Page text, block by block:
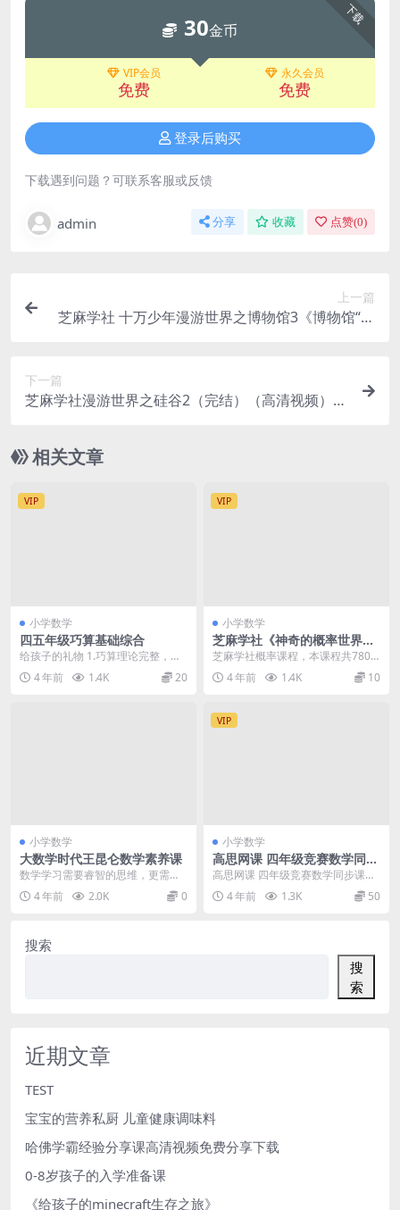
下载
30金币
VIP会员
免费
永久会员
免费
登录后购买
下载遇到问题？可联系客服或反馈
admin 分享 收藏 点赞(0)
上一篇
芝麻学社 十万少年漫游世界之博物馆3《博物馆“探
下一篇
芝麻学社漫游世界之硅谷2（完结）（高清视频）百
相关文章
VIP
小学数学
四五年级巧算基础综合
给孩子的礼物 1.巧算理论完整，带
孩子走入数学世界 2.从基本运算规
则诠释巧算五...
4 年前 1.4K 20
VIP
小学数学
芝麻学社《神奇的概率世界》
动画概率学知识
芝麻学社概率课程，本课程共780.7
3MB，VIP会员可通过百度网盘转存
下载或者...
4 年前 1.4K 10
小学数学
大数学时代王昆仑数学素养课
数学学习需要睿智的思维，更需要
雅致的素养与良好的习惯，过程永
远比结果重要，遇事多...
4 年前 2.0K 0
VIP
小学数学
高思网课 四年级竞赛数学同步
课程（四年级全年，上下学期
各20讲）
高思网课 四年级竞赛数学同步课程
（四年级全年，上下学期各20讲）
4 年前 1.3K 50
搜索
搜
索
近期文章
TEST
宝宝的营养私厨 儿童健康调味料
哈佛学霸经验分享课高清视频免费分享下载
0-8岁孩子的入学准备课
《给孩子的minecraft生存之旅》